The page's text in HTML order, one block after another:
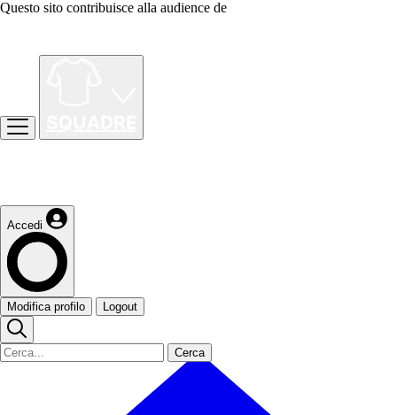
Questo sito contribuisce alla audience de
Accedi
Modifica profilo Logout
Cerca